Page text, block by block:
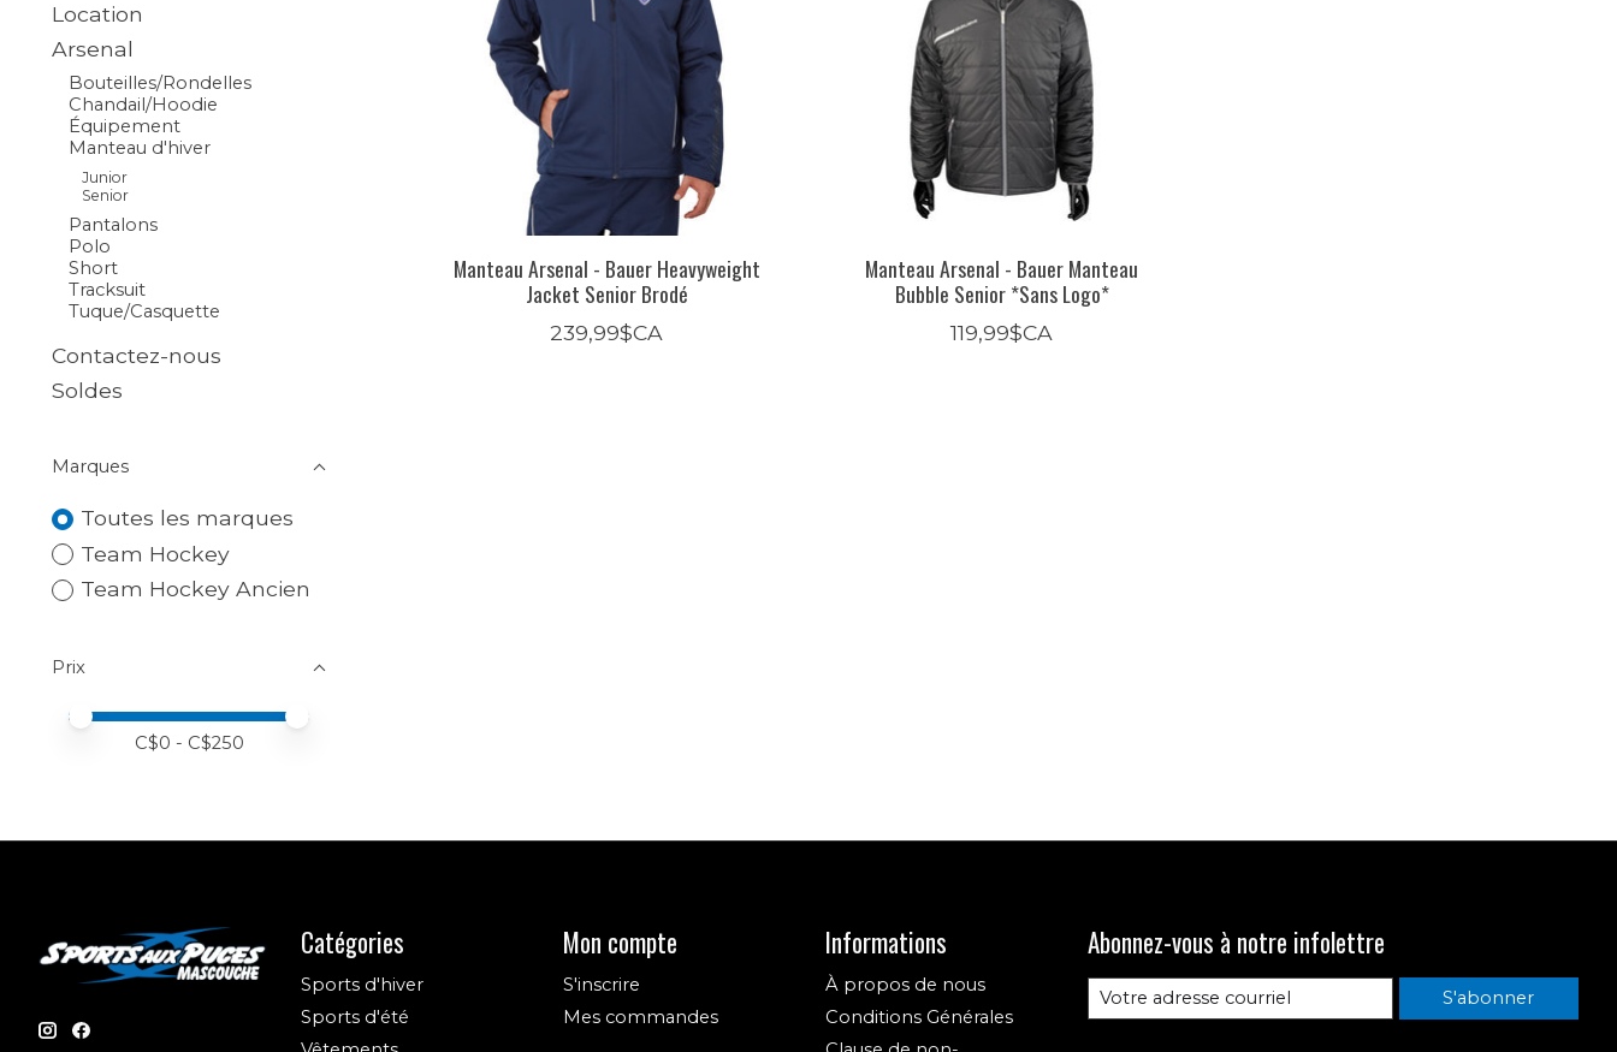
Location
Arsenal
Bouteilles/Rondelles
Chandail/Hoodie
Équipement
Manteau d'hiver
Junior
Senior
Pantalons
Polo
Short
Tracksuit
Tuque/Casquette
Contactez-nous
Soldes
Marques
Toutes les marques
Team Hockey
Team Hockey Ancien
Prix
Prix minimum
Price maximum value
C$0 - C$250
Manteau Arsenal - Bauer Heavyweight
Jacket Senior Brodé
239,99$CA
Manteau Arsenal - Bauer Manteau
Bubble Senior *Sans Logo*
119,99$CA
Catégories
Sports d'hiver
Sports d'été
Mon compte
S'inscrire
Mes commandes
Informations
À propos de nous
Conditions Générales
Abonnez-vous à notre infolettre
S'abonner